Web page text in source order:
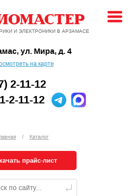
И ЭЛЕКТРОНИКИ В АРЗАМАСЕ
ул. Мира, д. 4
на карте
2-11-12
2-11-12
/ Каталог
прайс-лист